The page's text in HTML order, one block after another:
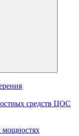
средств ЦОС
мощностях